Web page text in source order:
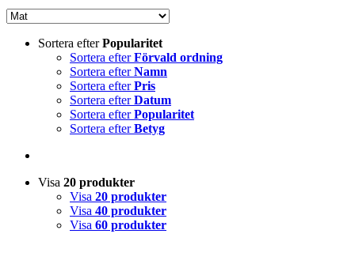
Sortera efterPopularitet
Sortera efterFörvald ordning
Sortera efterNamn
Sortera efterPris
Sortera efterDatum
Sortera efterPopularitet
Sortera efterBetyg
Visa 20 produkter
Visa 20 produkter
Visa 40 produkter
Visa 60 produkter